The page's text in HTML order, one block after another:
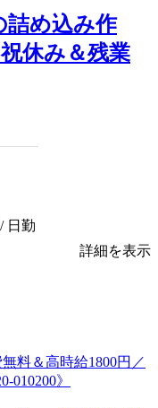
詰め込み作
休み＆残業
日勤
詳細を表示